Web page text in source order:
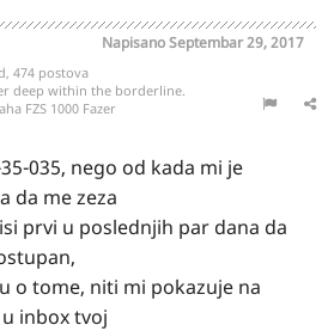
NapisanoSeptembar 29, 2017
474 postova
deep within the borderline.
FZS 1000 Fazer
035, nego od kada mi je
da me zeza
prvi u poslednjih par dana da
o tome, niti mi pokazuje na
inbox tvoj